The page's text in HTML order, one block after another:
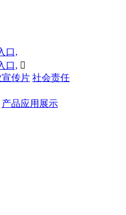
口,
口, 
传片 社会责任
产品应用展示